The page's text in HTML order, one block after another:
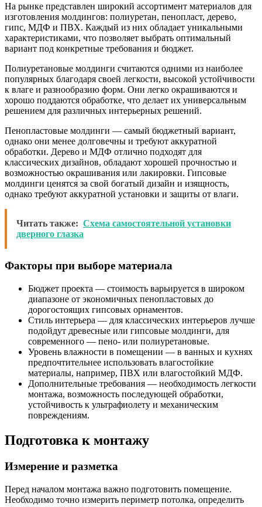
На рынке представлен широкий ассортимент материалов для
изготовления молдингов: полиуретан, пенопласт, дерево,
гипс, МДФ и ПВХ. Каждый из них обладает уникальными
характеристиками, что позволяет выбрать оптимальный
вариант под конкретные требования и бюджет.
Полиуретановые молдинги считаются одними из наиболее
популярных благодаря своей легкости, высокой устойчивости
к влаге и разнообразию форм. Они легко окрашиваются и
хорошо поддаются обработке, что делает их универсальным
решением для различных интерьерных решений.
Пенопластовые молдинги — самый бюджетный вариант,
однако они менее долговечны и требуют аккуратной
обработки. Дерево и МДФ отлично подходят для
классических дизайнов, обладают хорошей прочностью и
возможностью окрашивания или лакировки. Гипсовые
молдинги ценятся за свой богатый дизайн и изящность,
однако требуют аккуратной установки и защиты от влаги.
Читать также: Схема самостоятельной установки
дверного глазка
Факторы при выборе материала
Бюджет проекта — стоимость варьируется в широком
диапазоне от экономичных пенопластовых до
дорогостоящих гипсовых орнаментов.
Стиль интерьера — для классических интерьеров лучше
подойдут древесные или гипсовые молдинги, для
современного — пено- или полиуретановые.
Уровень влажности в помещении — в ванных и кухнях
предпочтительнее использовать влагостойкие
материалы, например, ПВХ или влагостойкий МДФ.
Дополнительные требования — необходимость легкости
монтажа, возможность последующей обработки,
устойчивость к ультрафиолету и механическим
повреждениям.
Подготовка к монтажу
Измерение и разметка
Перед началом монтажа важно подготовить помещение.
Необходимо точно измерить периметр потолка, определить